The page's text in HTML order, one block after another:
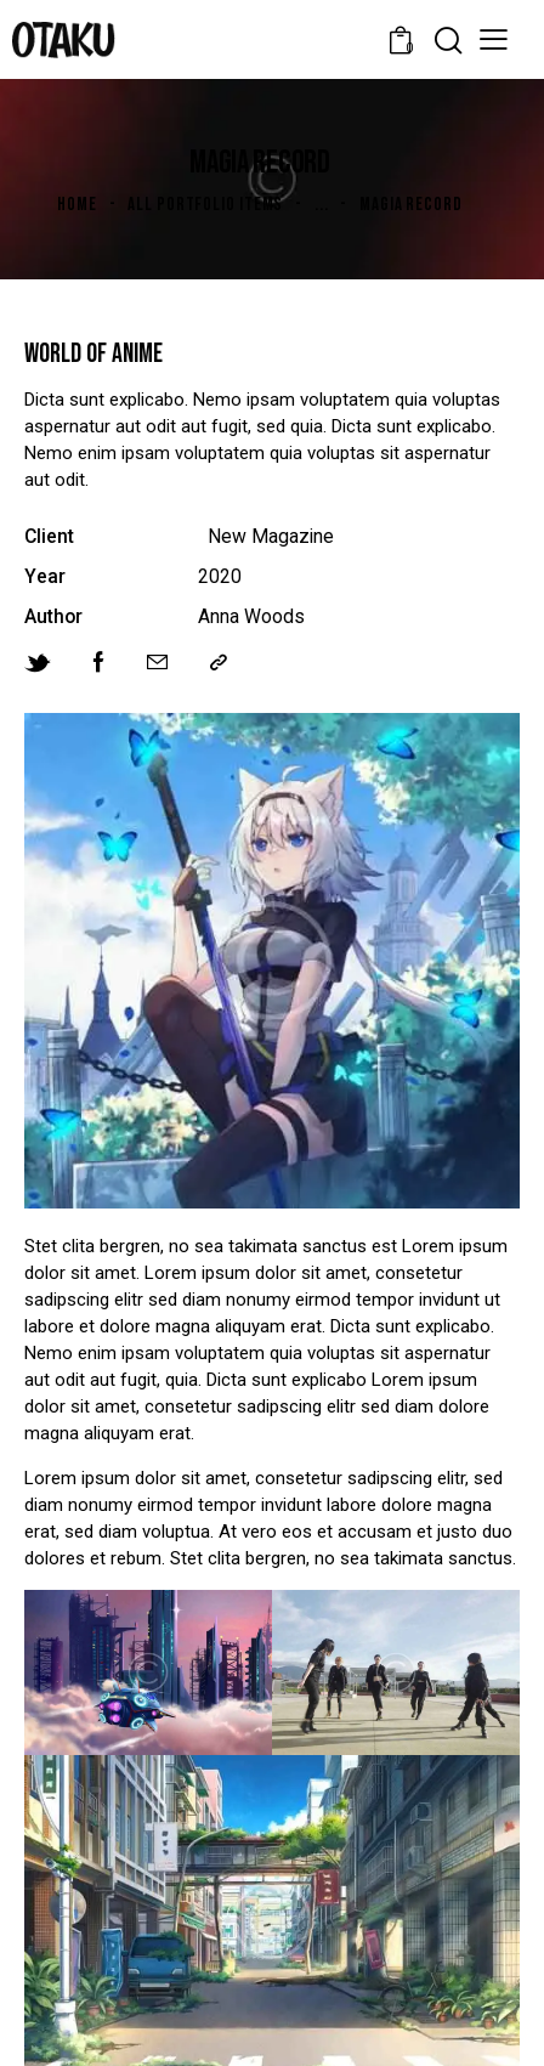
0
MAGIA RECORD
HOME ALL PORTFOLIO ITEMS MAGIA RECORD
WORLD OF ANIME
Dicta sunt explicabo. Nemo ipsam voluptatem quia voluptas
aspernatur aut odit aut fugit, sed quia. Dicta sunt explicabo.
Nemo enim ipsam voluptatem quia voluptas sit aspernatur
aut odit.
Client
New Magazine
Year
2020
Author
Anna Woods
Stet clita bergren, no sea takimata sanctus est Lorem ipsum
dolor sit amet. Lorem ipsum dolor sit amet, consetetur
sadipscing elitr sed diam nonumy eirmod tempor invidunt ut
labore et dolore magna aliquyam erat. Dicta sunt explicabo.
Nemo enim ipsam voluptatem quia voluptas sit aspernatur
aut odit aut fugit, quia. Dicta sunt explicabo Lorem ipsum
dolor sit amet, consetetur sadipscing elitr sed diam dolore
magna aliquyam erat.
Lorem ipsum dolor sit amet, consetetur sadipscing elitr, sed
diam nonumy eirmod tempor invidunt labore dolore magna
erat, sed diam voluptua. At vero eos et accusam et justo duo
dolores et rebum. Stet clita bergren, no sea takimata sanctus.